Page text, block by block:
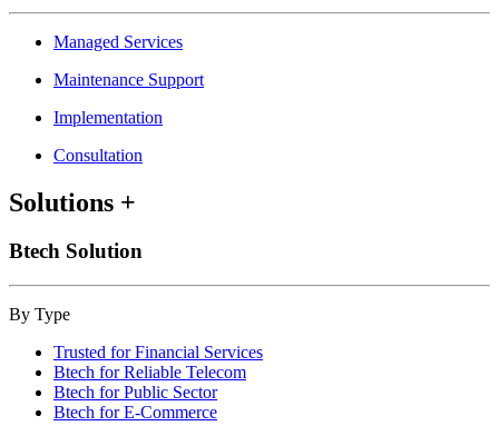
Managed Services
Maintenance Support
Implementation
Consultation
Solutions +
Btech Solution
By Type
Trusted for Financial Services
Btech for Reliable Telecom
Btech for Public Sector
Btech for E-Commerce